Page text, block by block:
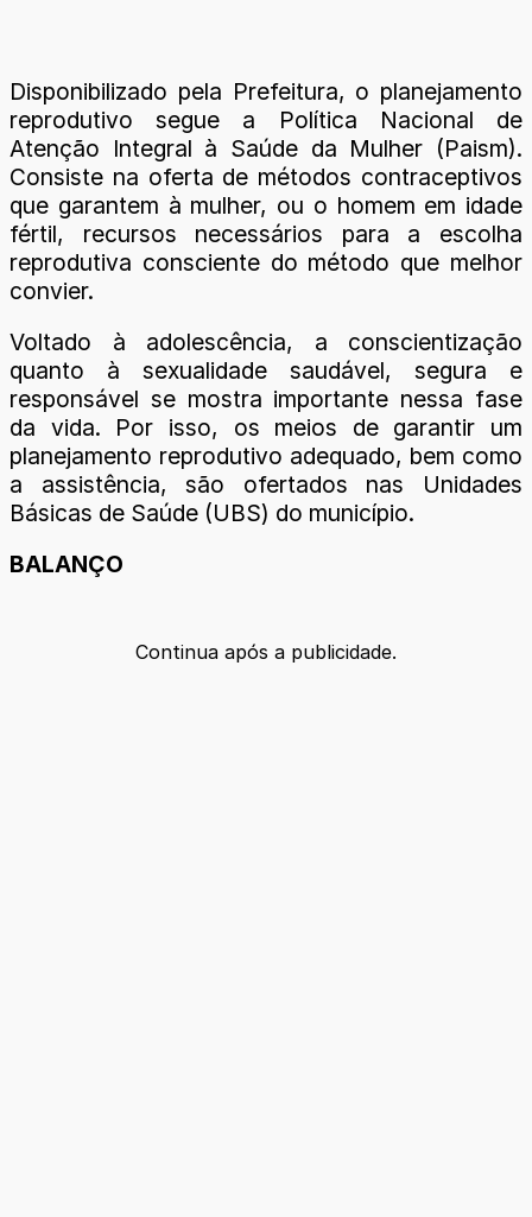
Disponibilizado pela Prefeitura, o planejamento
reprodutivo segue a Política Nacional de
Atenção Integral à Saúde da Mulher (Paism).
Consiste na oferta de métodos contraceptivos
que garantem à mulher, ou o homem em idade
fértil, recursos necessários para a escolha
reprodutiva consciente do método que melhor
convier.
Voltado à adolescência, a conscientização
quanto à sexualidade saudável, segura e
responsável se mostra importante nessa fase
da vida. Por isso, os meios de garantir um
planejamento reprodutivo adequado, bem como
a assistência, são ofertados nas Unidades
Básicas de Saúde (UBS) do município.
BALANÇO
Continua após a publicidade.